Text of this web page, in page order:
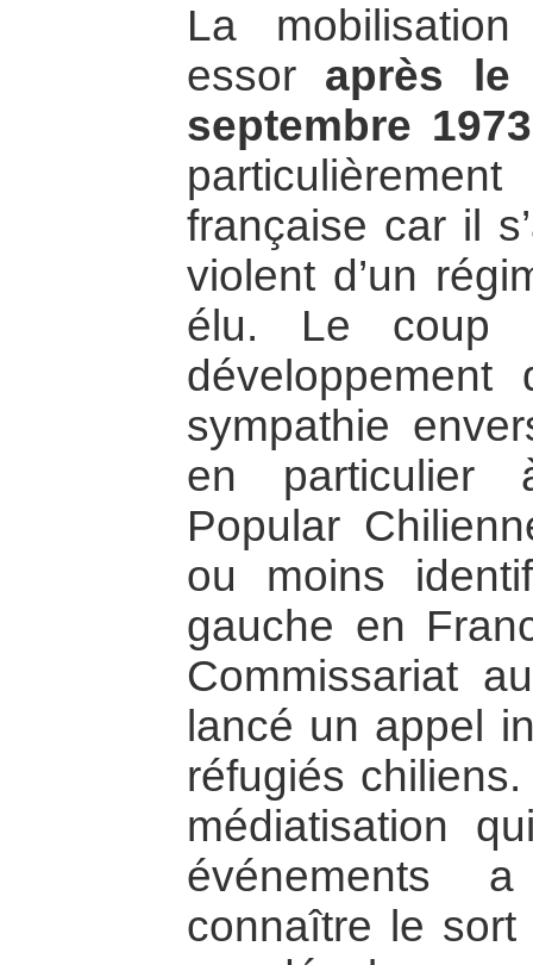
La
essor après le
septembre 1973
française car il
violent d’un
élu. Le coup
développement
sympathie
en particulier
Popular
ou moins
gauche en
Commissariat
lancé un appel
réfugiés
médiatisation
événements
connaître le